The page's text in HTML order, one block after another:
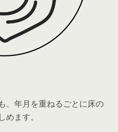
、年月を重ねるごとに床の
ます。